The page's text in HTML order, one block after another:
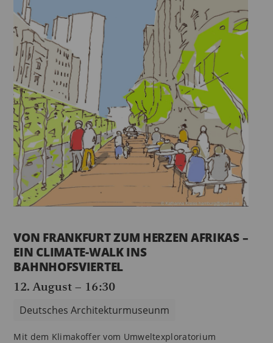
VON FRANKFURT ZUM HERZEN AFRIKAS –
EIN CLIMATE-WALK INS
BAHNHOFSVIERTEL
12. August – 16:30
Deutsches Architekturmuseunm
Mit dem Klimakoffer vom Umweltexploratorium